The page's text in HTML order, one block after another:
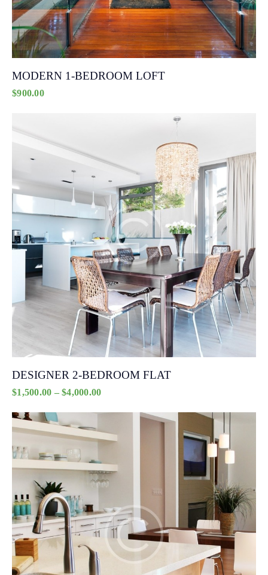
MODERN 1-BEDROOM LOFT
$900.00
DESIGNER 2-BEDROOM FLAT
$1,500.00 – $4,000.00